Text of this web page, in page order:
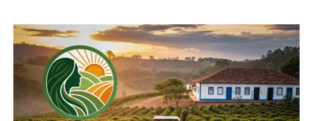
infraestrutura, o governo prevê realizar 13 leilões
para concessões de estradas e pontes, com
expectativa de investimentos de R$ 122 bilhões de
reais. Desse total, R$ 95 bilhões estariam
relacionados aos chamados corredores do
agronegócio.